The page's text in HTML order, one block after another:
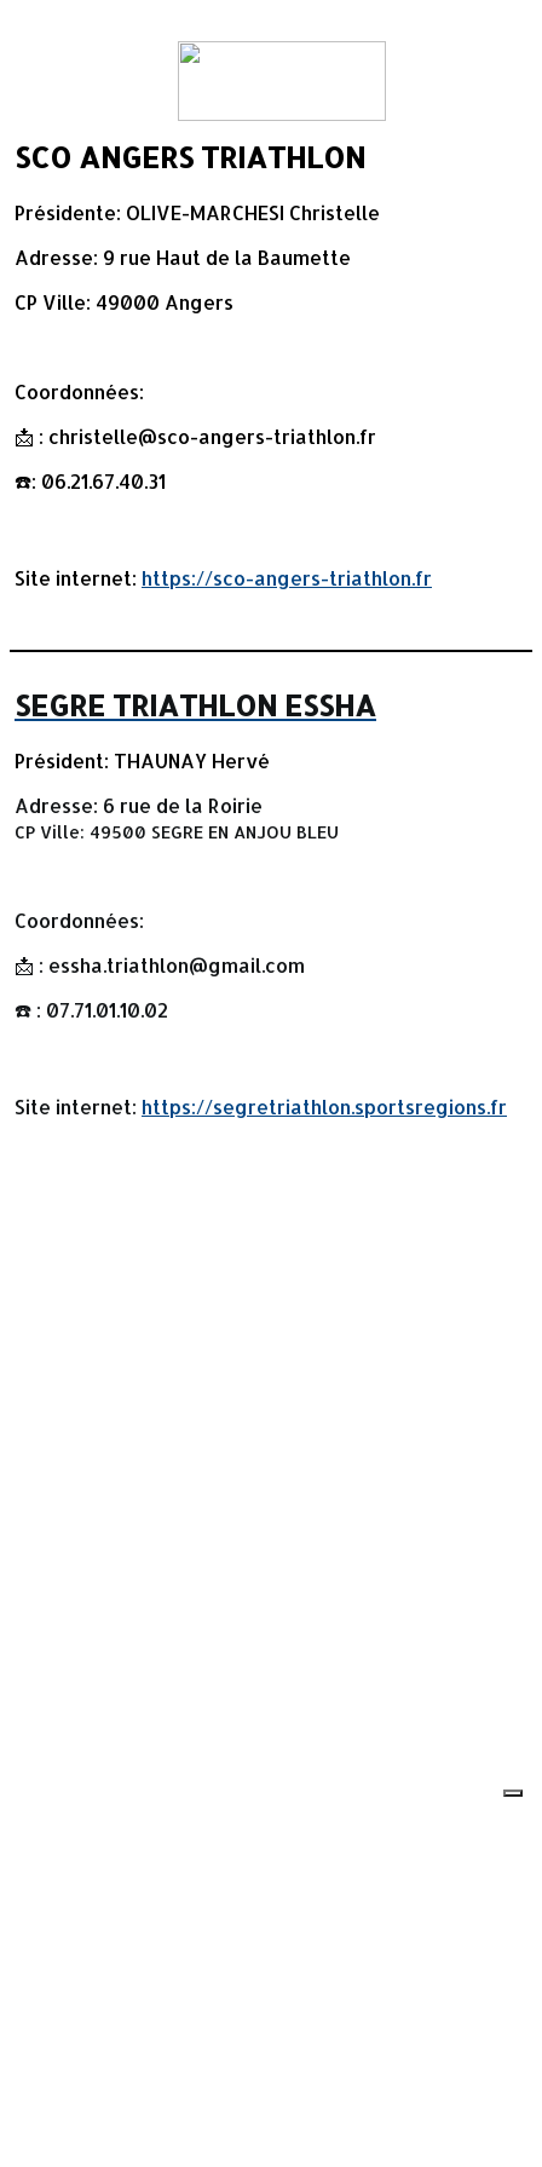
SCO ANGERS TRIATHLON
Présidente: OLIVE-MARCHESI Christelle
Adresse: 9 rue Haut de la Baumette
CP Ville: 49000 Angers
Coordonnées:
📩 : christelle@sco-angers-triathlon.fr
☎️: 06.21.67.40.31
Site internet: https://sco-angers-triathlon.fr
SEGRE TRIATHLON ESSHA
Président: THAUNAY Hervé
Adresse: 6 rue de la Roirie
CP Ville: 49500 SEGRE EN ANJOU BLEU
Coordonnées:
📩 : essha.triathlon@gmail.com
☎️ : 07.71.01.10.02
Site internet: https://segretriathlon.sportsregions.fr